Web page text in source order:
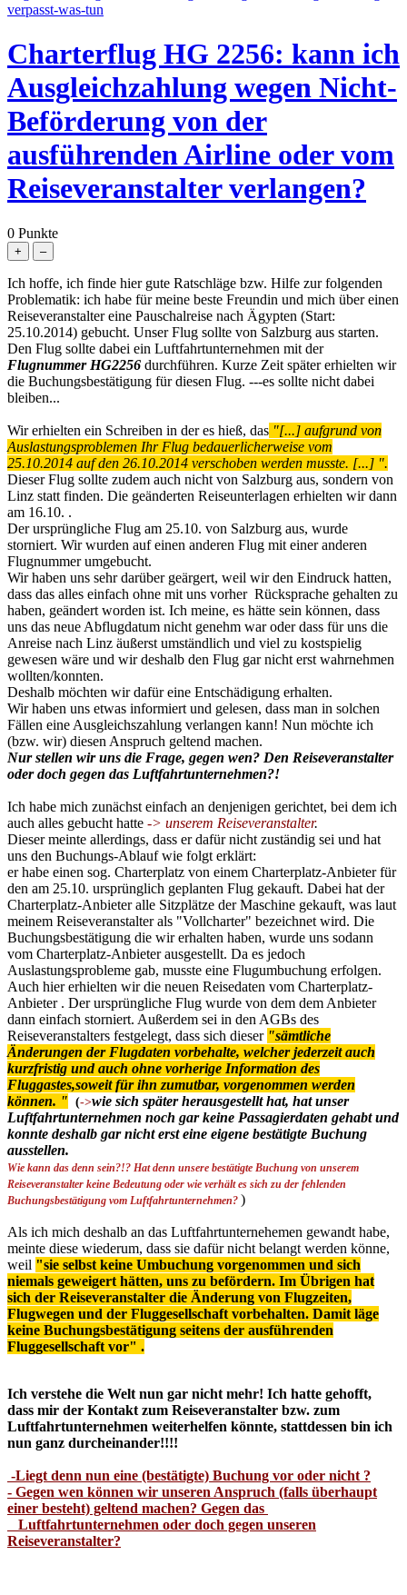
verpasst-was-tun
Charterflug HG 2256: kann ich
Ausgleichzahlung wegen Nicht-
Beförderung von der
ausführenden Airline oder vom
Reiseveranstalter verlangen?
0 Punkte
Ich hoffe, ich finde hier gute Ratschläge bzw. Hilfe zur folgenden
Problematik: ich habe für meine beste Freundin und mich über einen
Reiseveranstalter eine Pauschalreise nach Ägypten (Start:
25.10.2014) gebucht. Unser Flug sollte von Salzburg aus starten.
Den Flug sollte dabei ein Luftfahrtunternehmen mit der
Flugnummer HG2256 durchführen. Kurze Zeit später erhielten wir
die Buchungsbestätigung für diesen Flug. ---es sollte nicht dabei
bleiben...
Wir erhielten ein Schreiben in der es hieß, das "[...] aufgrund von
Auslastungsproblemen Ihr Flug bedauerlicherweise vom
25.10.2014 auf den 26.10.2014 verschoben werden musste. [...] ".
Dieser Flug sollte zudem auch nicht von Salzburg aus, sondern von
Linz statt finden. Die geänderten Reiseunterlagen erhielten wir dann
am 16.10. .
Der ursprüngliche Flug am 25.10. von Salzburg aus, wurde
storniert. Wir wurden auf einen anderen Flug mit einer anderen
Flugnummer umgebucht.
Wir haben uns sehr darüber geärgert, weil wir den Eindruck hatten,
dass das alles einfach ohne mit uns vorher Rücksprache gehalten zu
haben, geändert worden ist. Ich meine, es hätte sein können, dass
uns das neue Abflugdatum nicht genehm war oder dass für uns die
Anreise nach Linz äußerst umständlich und viel zu kostspielig
gewesen wäre und wir deshalb den Flug gar nicht erst wahrnehmen
wollten/konnten.
Deshalb möchten wir dafür eine Entschädigung erhalten.
Wir haben uns etwas informiert und gelesen, dass man in solchen
Fällen eine Ausgleichszahlung verlangen kann! Nun möchte ich
(bzw. wir) diesen Anspruch geltend machen.
Nur stellen wir uns die Frage, gegen wen? Den Reiseveranstalter
oder doch gegen das Luftfahrtunternehmen?!
Ich habe mich zunächst einfach an denjenigen gerichtet, bei dem ich
auch alles gebucht hatte -> unserem Reiseveranstalter.
Dieser meinte allerdings, dass er dafür nicht zuständig sei und hat
uns den Buchungs-Ablauf wie folgt erklärt:
er habe einen sog. Charterplatz von einem Charterplatz-Anbieter für
den am 25.10. ursprünglich geplanten Flug gekauft. Dabei hat der
Charterplatz-Anbieter alle Sitzplätze der Maschine gekauft, was laut
meinem Reiseveranstalter als "Vollcharter" bezeichnet wird. Die
Buchungsbestätigung die wir erhalten haben, wurde uns sodann
vom Charterplatz-Anbieter ausgestellt. Da es jedoch
Auslastungsprobleme gab, musste eine Flugumbuchung erfolgen.
Auch hier erhielten wir die neuen Reisedaten vom Charterplatz-
Anbieter . Der ursprüngliche Flug wurde von dem dem Anbieter
dann einfach storniert. Außerdem sei in den AGBs des
Reiseveranstalters festgelegt, dass sich dieser "sämtliche
Änderungen der Flugdaten vorbehalte, welcher jederzeit auch
kurzfristig und auch ohne vorherige Information des
Fluggastes,soweit für ihn zumutbar, vorgenommen werden
können. " (->wie sich später herausgestellt hat, hat unser
Luftfahrtunternehmen noch gar keine Passagierdaten gehabt und
konnte deshalb gar nicht erst eine eigene bestätigte Buchung
ausstellen.
Wie kann das denn sein?!? Hat denn unsere bestätigte Buchung von unserem
Reiseveranstalter keine Bedeutung oder wie verhält es sich zu der fehlenden
Buchungsbestätigung vom Luftfahrtunternehmen? )
Als ich mich deshalb an das Luftfahrtunternehemen gewandt habe,
meinte diese wiederum, dass sie dafür nicht belangt werden könne,
weil "sie selbst keine Umbuchung vorgenommen und sich
niemals geweigert hätten, uns zu befördern. Im Übrigen hat
sich der Reiseveranstalter die Änderung von Flugzeiten,
Flugwegen und der Fluggesellschaft vorbehalten. Damit läge
keine Buchungsbestätigung seitens der ausführenden
Fluggesellschaft vor" .
Ich verstehe die Welt nun gar nicht mehr! Ich hatte gehofft,
dass mir der Kontakt zum Reiseveranstalter bzw. zum
Luftfahrtunternehmen weiterhelfen könnte, stattdessen bin ich
nun ganz durcheinander!!!!
-Liegt denn nun eine (bestätigte) Buchung vor oder nicht ?
- Gegen wen können wir unseren Anspruch (falls überhaupt
einer besteht) geltend machen? Gegen das
Luftfahrtunternehmen oder doch gegen unseren
Reiseveranstalter?